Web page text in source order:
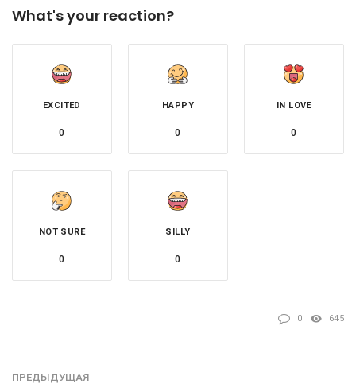
What's your reaction?
EXCITED
0
HAPPY
0
IN LOVE
0
NOT SURE
0
SILLY
0
0 645
ПРЕДЫДУЩАЯ